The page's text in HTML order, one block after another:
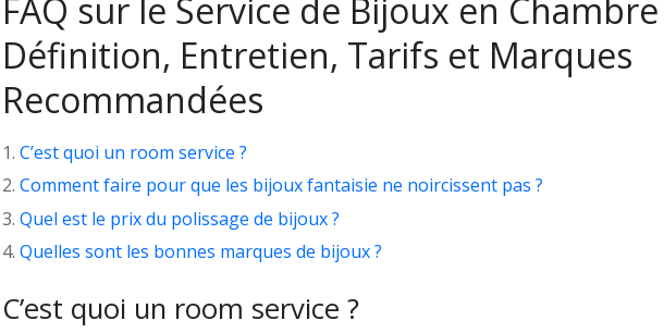
FAQ sur le Service de Bijoux en Chambre
Définition, Entretien, Tarifs et Marques
Recommandées
C’est quoi un room service ?
Comment faire pour que les bijoux fantaisie ne noircissent pas ?
Quel est le prix du polissage de bijoux ?
Quelles sont les bonnes marques de bijoux ?
C’est quoi un room service ?